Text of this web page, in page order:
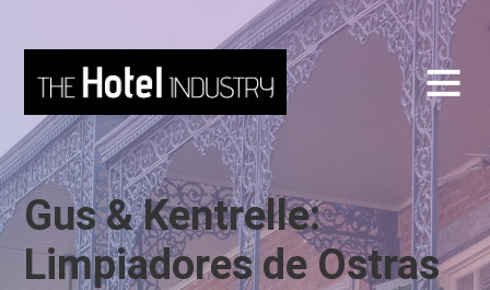
Gus & Kentrelle:
Limpiadores de Ostras